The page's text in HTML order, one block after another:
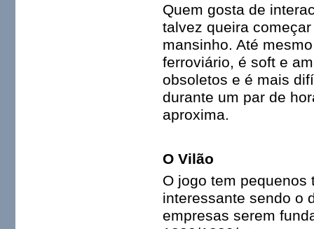
Quem gosta de
talvez queira
mansinho. Até
ferroviário, é soft e
obsoletos e é mais
durante um par de
aproxima.
O Vilão
O jogo tem
interessante sendo o
empresas serem